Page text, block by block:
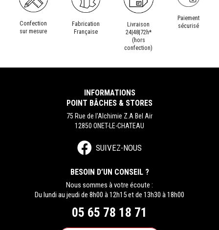
Confection
sur mesure
Fabrication
Française
Livraison
24|48|72h*
(hors
confection)
Paiement
sécurisé
INFORMATIONS
POINT BÂCHES & STORES
75 Rue de l'Alchimie Z.A Bel Air
12850 ONET-LE-CHATEAU
SUIVEZ-NOUS
BESOIN D’UN CONSEIL ?
Nous sommes à votre écoute :
Du lundi au jeudi de 8h00 à 12h15 et de 13h30 à 18h00
05 65 78 18 71